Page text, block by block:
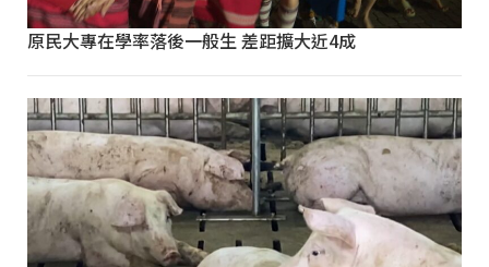
原民大專在學率落後一般生 差距擴大近4成